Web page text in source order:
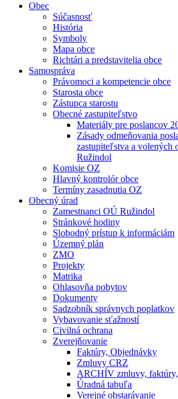
Obec
Súčasnosť
História
Symboly
Mapa obce
Richtári a predstavitelia obce
Samospráva
Právomoci a kompetencie obce
Starosta obce
Zástupca starostu
Obecné zastupiteľstvo
Materiály pre poslancov
Zásady odmeňovania
zastupiteľstva a volených
Ružindol
Komisie OZ
Hlavný kontrolór obce
Termíny zasadnutia OZ
Obecný úrad
Zamestnanci OÚ Ružindol
Stránkové hodiny
Slobodný prístup k informáciám
Územný plán
ZMO
Projekty
Matrika
Ohlasovňa pobytov
Dokumenty
Sadzobník správnych poplatkov
Vybavovanie sťažností
Civilná ochrana
Zverejňovanie
Faktúry, Objednávky
Zmluvy CRZ
ARCHÍV zmluvy,
Úradná tabuľa
Verejné obstarávanie